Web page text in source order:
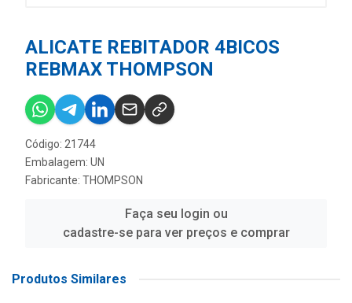
ALICATE REBITADOR 4BICOS
REBMAX THOMPSON
Código: 21744
Embalagem: UN
Fabricante: THOMPSON
Faça seu login ou
cadastre-se para ver preços e comprar
Produtos Similares